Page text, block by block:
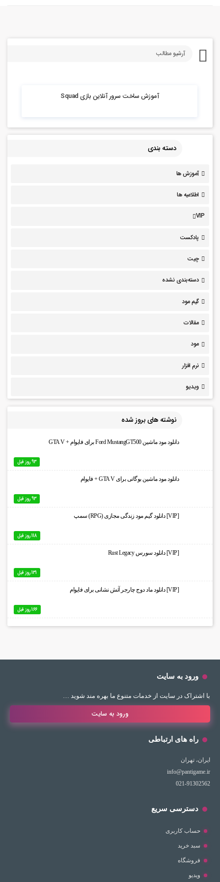
آرشیو مطالب
آموزش ساخت سرور آنلاین بازی Squad
دسته بندی
آموزش ها
اطلاعیه ها
VIP
پادکست
چیت
دسته‌بندی نشده
گیم مود
مقالات
مود
نرم افزار
ویدیو
نوشته های بروز شده
دانلود مود ماشین Ford MustangGT500 برای فایوام + GTA V
93 روز قبل
دانلود مود ماشین بوگاتی برای GTA V + فایوام
93 روز قبل
[VIP] دانلود گیم مود زندگی مجازی (RPG) سمپ
118 روز قبل
[VIP] دانلود سورس Rust Legacy
131 روز قبل
[VIP] دانلود ماد دوج چارجر آتش نشانی برای فایوام
166 روز قبل
ورود به سایت
با اشتراک در سایت از خدمات متنوع ما بهره مند شوید …
ورود به سایت
راه های ارتباطی
ایران، تهران
info@pantigame.ir
021-91302562
دسترسی سریع
حساب کاربری
سبد خرید
فروشگاه
ویدیو